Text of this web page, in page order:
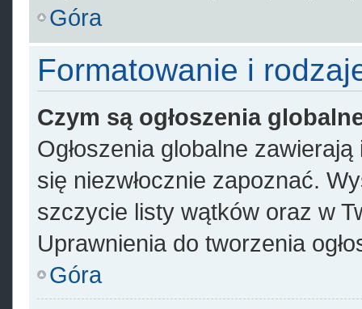
Góra
Formatowanie i
Czym są ogłoszenia
Ogłoszenia globalne
się niezwłocznie zapoznać.
szczycie listy wątków oraz w
Uprawnienia do tworzenia
Góra